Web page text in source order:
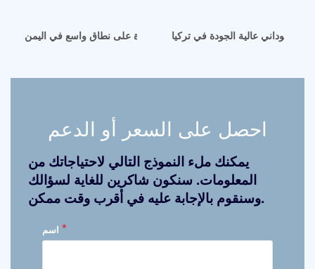
خط إنتاج زيت الذرة على نطاق واسع في اليمنالسوداني عالية الجودة في تركيا
احصل على السعر أو الدعم
يمكنك ملء النموذج التالي لاحتياجاتك من
المعلومات. سنكون شاكرين للغاية لسؤالك
وسنقوم بالإجابة عليه في أقرب وقت ممكن.
*